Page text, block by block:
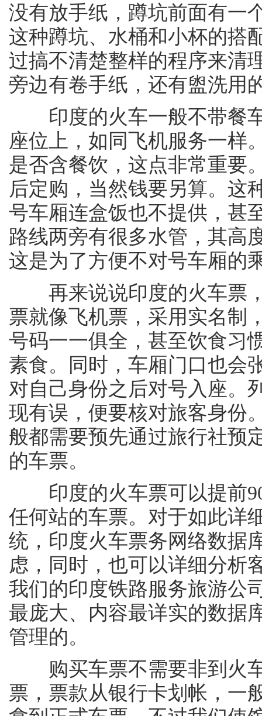
没有放手纸，蹲坑前面有一
这种蹲坑、水桶和小杯的搭
过搞不清楚整样的程序来清
旁边有卷手纸，还有盥洗用
印度的火车一般不带餐车
座位上，如同飞机服务一样
是否含餐饮，这点非常重要
后定购，当然钱要另算。这
号车厢连盒饭也不提供，甚
路线两旁有很多水管，其高
这是为了方便不对号车厢的
再来说说印度的火车票，
票就像飞机票，采用实名制
号码一一俱全，甚至饮食习
素食。同时，车厢门口也会
对自己身份之后对号入座。
现有误，便要核对旅客身份
般都需要预先通过旅行社预
的车票。
印度的火车票可以提前90
任何站的车票。对于如此详
统，印度火车票务网络数据
虑，同时，也可以详细分析
我们的印度铁路服务旅游公
最庞大、内容最详实的数据
管理的。
购买车票不需要非到火车
票，票款从银行卡划帐，一